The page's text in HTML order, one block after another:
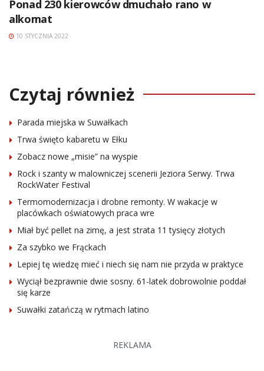
Ponad 230 kierowców dmuchało rano w
alkomat
10 STYCZNIA 2022
Czytaj również
Parada miejska w Suwałkach
Trwa święto kabaretu w Ełku
Zobacz nowe „misie” na wyspie
Rock i szanty w malowniczej scenerii Jeziora Serwy. Trwa
RockWater Festival
Termomodernizacja i drobne remonty. W wakacje w
placówkach oświatowych praca wre
Miał być pellet na zimę, a jest strata 11 tysięcy złotych
Za szybko we Frąckach
Lepiej tę wiedzę mieć i niech się nam nie przyda w praktyce
Wyciął bezprawnie dwie sosny. 61-latek dobrowolnie poddał
się karze
Suwałki zatańczą w rytmach latino
REKLAMA